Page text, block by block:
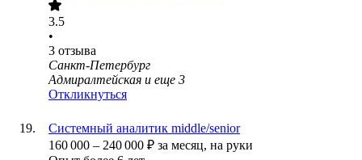
3.5
•
3 отзыва
Санкт-Петербург
Адмиралтейская и еще 3
Откликнуться
Системный аналитик middle/senior
160 000 – 240 000 ₽ за месяц, на руки